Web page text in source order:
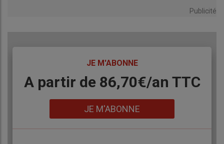
Publicité
JE M'ABONNE
Body
A partir de 86,70€/an TTC
JE M'ABONNE